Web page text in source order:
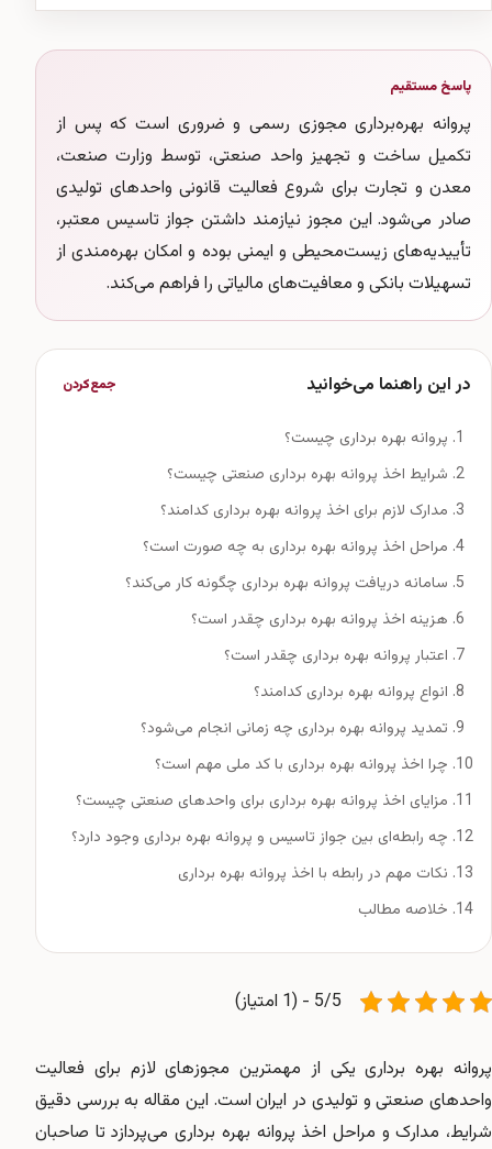
پاسخ مستقیم
پروانه بهره‌برداری مجوزی رسمی و ضروری است که پس از
تکمیل ساخت و تجهیز واحد صنعتی، توسط وزارت صنعت،
معدن و تجارت برای شروع فعالیت قانونی واحدهای تولیدی
صادر می‌شود. این مجوز نیازمند داشتن جواز تاسیس معتبر،
تأییدیه‌های زیست‌محیطی و ایمنی بوده و امکان بهره‌مندی از
تسهیلات بانکی و معافیت‌های مالیاتی را فراهم می‌کند.
در این راهنما می‌خوانید جمع‌کردن
پروانه بهره برداری چیست؟
شرایط اخذ پروانه بهره برداری صنعتی چیست؟
مدارک لازم برای اخذ پروانه بهره برداری کدامند؟
مراحل اخذ پروانه بهره برداری به چه صورت است؟
سامانه دریافت پروانه بهره برداری چگونه کار می‌کند؟
هزینه اخذ پروانه بهره برداری چقدر است؟
اعتبار پروانه بهره برداری چقدر است؟
انواع پروانه بهره برداری کدامند؟
تمدید پروانه بهره برداری چه زمانی انجام می‌شود؟
چرا اخذ پروانه بهره برداری با کد ملی مهم است؟
مزایای اخذ پروانه بهره برداری برای واحدهای صنعتی چیست؟
چه رابطه‌ای بین جواز تاسیس و پروانه بهره برداری وجود دارد؟
نکات مهم در رابطه با اخذ پروانه بهره برداری
خلاصه مطالب
5/5 - (1 امتیاز)
پروانه بهره برداری یکی از مهمترین مجوزهای لازم برای فعالیت
واحدهای صنعتی و تولیدی در ایران است. این مقاله به بررسی دقیق
شرایط، مدارک و مراحل اخذ پروانه بهره برداری می‌پردازد تا صاحبان